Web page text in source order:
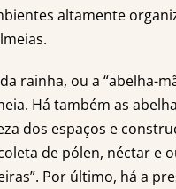
altamente
rainha, ou a “abelha-
Há também as
dos espaços e
de pólen, néctar e
Por último, há a